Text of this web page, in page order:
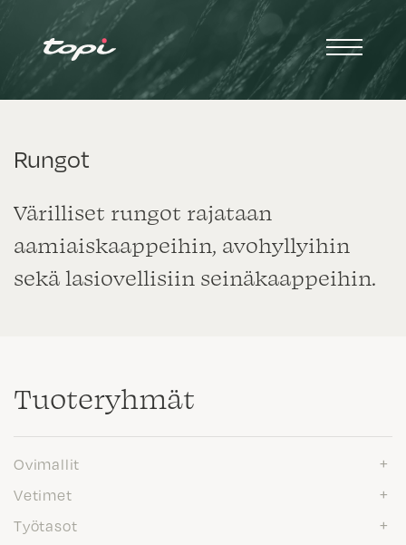
Rungot
Värilliset rungot rajataan
aamiaiskaappeihin, avohyllyihin
sekä lasiovellisiin seinäkaappeihin.
Tuote­ryhmät
Ovimallit
Vetimet
Työtasot